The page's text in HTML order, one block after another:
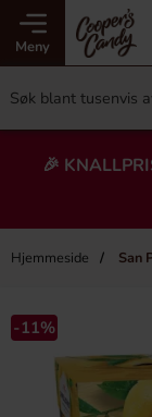
Meny
🎉
Hjemmeside San
-11%